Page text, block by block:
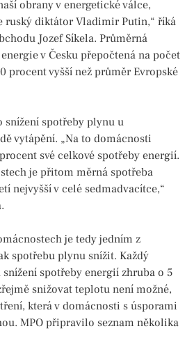
obrany v energetické válce,
ruský diktátor Vladimir Putin,“ říká
Jozef Síkela. Průměrná
v Česku přepočtená na počet
procent vyšší než průměr Evropské
snížení spotřeby plynu u
vytápění. „Na to domácnosti
své celkové spotřeby energií.
je přitom měrná spotřeba
nejvyšší v celé sedmadvacítce,“
je tedy jedním z
spotřebu plynu snížit. Každý
spotřeby energií zhruba o 5
snižovat teplotu není možné,
která v domácnosti s úsporami
MPO připravilo seznam několika